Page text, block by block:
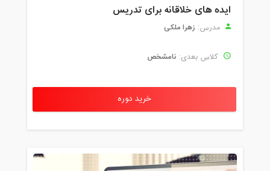
ایده های خلاقانه برای تدریس
مدرس: زهرا ملکی
کلاس بعدی: نامشخص
خرید دوره